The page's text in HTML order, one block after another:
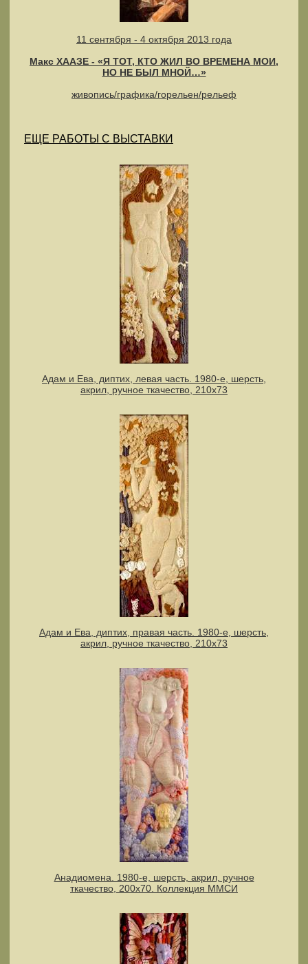
11 сентября - 4 октября 2013 года
Макс ХААЗЕ - «Я ТОТ, КТО ЖИЛ ВО ВРЕМЕНА МОИ,
НО НЕ БЫЛ МНОЙ…»
живопись/графика/горельен/рельеф
ЕЩЕ РАБОТЫ С ВЫСТАВКИ
Адам и Ева, диптих, левая часть. 1980-е, шерсть,
акрил, ручное ткачество, 210х73
Адам и Ева, диптих, правая часть. 1980-е, шерсть,
акрил, ручное ткачество, 210х73
Анадиомена. 1980-е, шерсть, акрил, ручное
ткачество, 200х70. Коллекция ММСИ